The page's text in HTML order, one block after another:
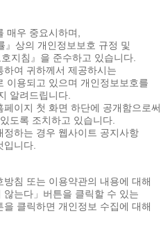
매우 중요시하며,
』상의 개인정보보호 규정 및
지침』을 준수하고 있습니다.
여 귀하께서 제공하시는
이용되고 있으며 개인정보보호를
알려드립니다.
이지 첫 화면 하단에 공개함으로써
도록 조치하고 있습니다.
하는 경우 웹사이트 공지사항
니다.
침 또는 이용약관의 내용에 대해
않는다」버튼을 클릭할 수 있는
클릭하면 개인정보 수집에 대해